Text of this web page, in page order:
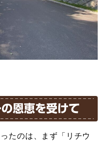
恩恵を受けて
たのは、まず「リチウ